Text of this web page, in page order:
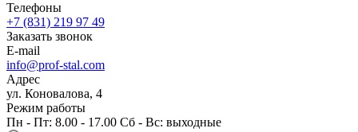
Телефоны
+7 (831) 219 97 49
Заказать звонок
E-mail
info@prof-stal.com
Адрес
ул. Коновалова, 4
Режим работы
Пн - Пт: 8.00 - 17.00 Сб - Вс: выходные